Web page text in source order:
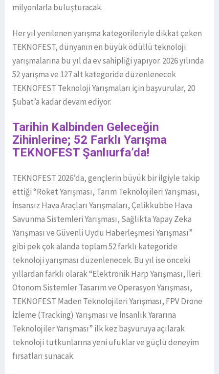
milyonlarla buluşturacak.
Her yıl yenilenen yarışma kategorileriyle dikkat çeken
TEKNOFEST, dünyanın en büyük ödüllü teknoloji
yarışmalarına bu yıl da ev sahipliği yapıyor. 2026 yılında
52 yarışma ve 127 alt kategoride düzenlenecek
TEKNOFEST Teknoloji Yarışmaları için başvurular, 20
Şubat’a kadar devam ediyor.
Tarihin Kalbinden Geleceğin
Zihinlerine; 52 Farklı Yarışma
TEKNOFEST Şanlıurfa’da!
TEKNOFEST 2026’da, gençlerin büyük bir ilgiyle takip
ettiği “Roket Yarışması, Tarım Teknolojileri Yarışması,
İnsansız Hava Araçları Yarışmaları, Çelikkubbe Hava
Savunma Sistemleri Yarışması, Sağlıkta Yapay Zeka
Yarışması ve Güvenli Uydu Haberleşmesi Yarışması”
gibi pek çok alanda toplam 52 farklı kategoride
teknoloji yarışması düzenlenecek. Bu yıl ise önceki
yıllardan farklı olarak “Elektronik Harp Yarışması, İleri
Otonom Sistemler Tasarım ve Operasyon Yarışması,
TEKNOFEST Maden Teknolojileri Yarışması, FPV Drone
İzleme (Tracking) Yarışması ve İnsanlık Yararına
Teknolojiler Yarışması” ilk kez başvuruya açılarak
teknoloji tutkunlarına yeni ufuklar ve güçlü deneyim
fırsatları sunacak.